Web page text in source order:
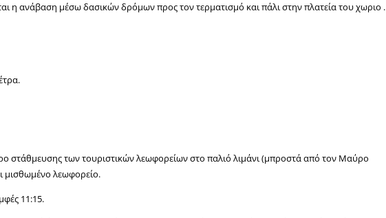
η ανάβαση μέσω δασικών δρόμων προς τον τερματισμό και πάλι στην πλατεία του χωριο .
στάθμευσης των τουριστικών λεωφορείων στο παλιό λιμάνι (μπροστά από τον Μαύρο
μισθωμένο λεωφορείο.
11:15.